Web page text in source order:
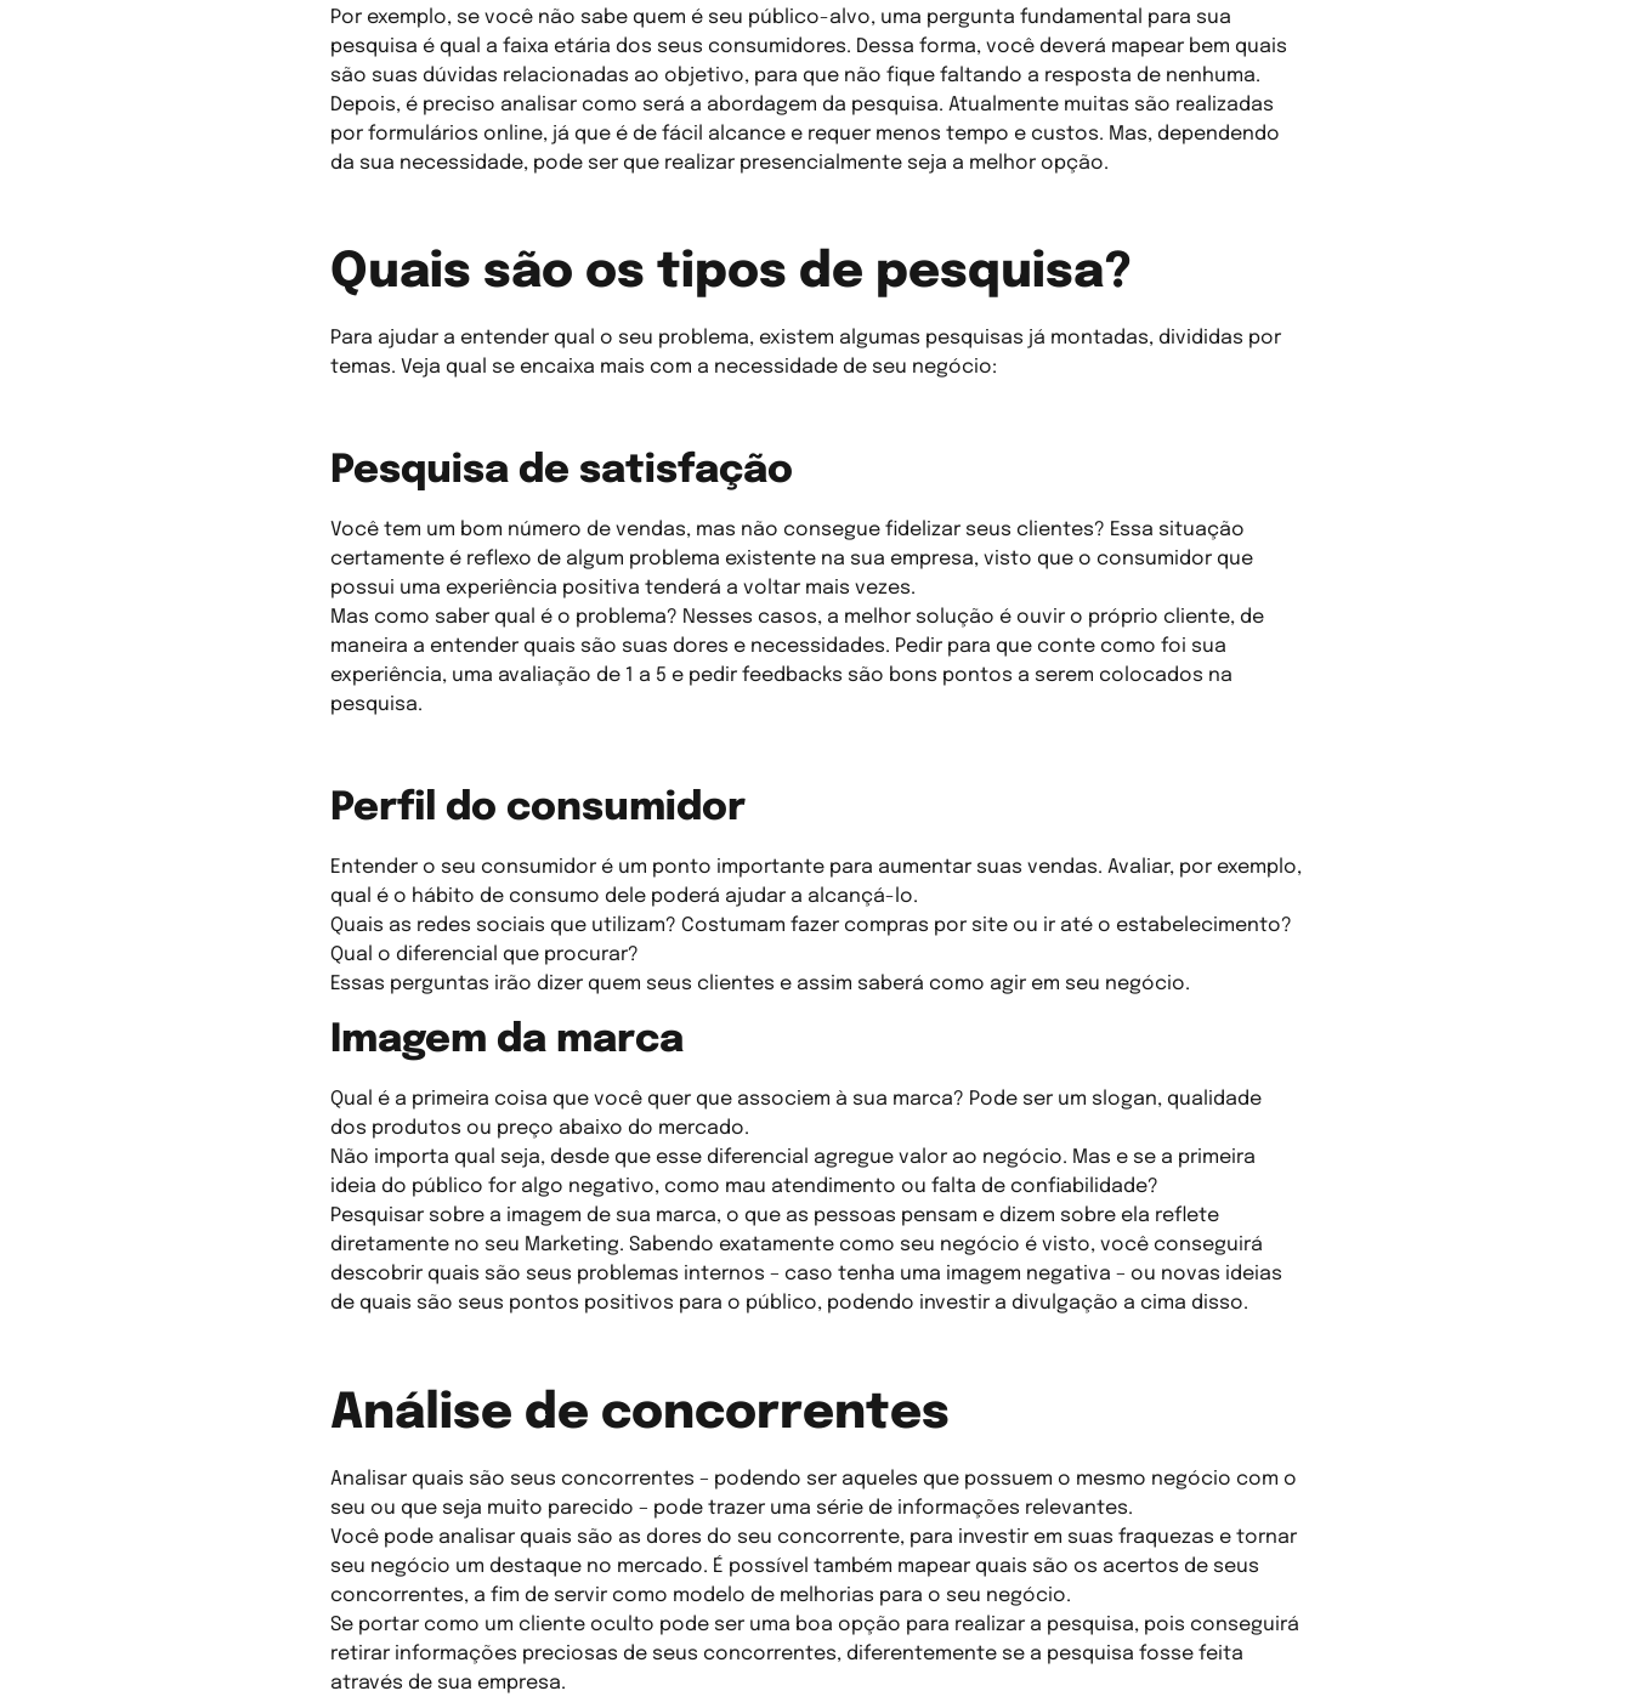
Por exemplo, se você não sabe quem é seu público-alvo, uma pergunta fundamental para sua
pesquisa é qual a faixa etária dos seus consumidores. Dessa forma, você deverá mapear bem quais
são suas dúvidas relacionadas ao objetivo, para que não fique faltando a resposta de nenhuma.
Depois, é preciso analisar como será a abordagem da pesquisa. Atualmente muitas são realizadas
por formulários online, já que é de fácil alcance e requer menos tempo e custos. Mas, dependendo
da sua necessidade, pode ser que realizar presencialmente seja a melhor opção.
Quais são os tipos de pesquisa?
Para ajudar a entender qual o seu problema, existem algumas pesquisas já montadas, divididas por
temas. Veja qual se encaixa mais com a necessidade de seu negócio:
Pesquisa de satisfação
Você tem um bom número de vendas, mas não consegue fidelizar seus clientes? Essa situação
certamente é reflexo de algum problema existente na sua empresa, visto que o consumidor que
possui uma experiência positiva tenderá a voltar mais vezes.
Mas como saber qual é o problema? Nesses casos, a melhor solução é ouvir o próprio cliente, de
maneira a entender quais são suas dores e necessidades. Pedir para que conte como foi sua
experiência, uma avaliação de 1 a 5 e pedir feedbacks são bons pontos a serem colocados na
pesquisa.
Perfil do consumidor
Entender o seu consumidor é um ponto importante para aumentar suas vendas. Avaliar, por exemplo,
qual é o hábito de consumo dele poderá ajudar a alcançá-lo.
Quais as redes sociais que utilizam? Costumam fazer compras por site ou ir até o estabelecimento?
Qual o diferencial que procurar?
Essas perguntas irão dizer quem seus clientes e assim saberá como agir em seu negócio.
Imagem da marca
Qual é a primeira coisa que você quer que associem à sua marca? Pode ser um slogan, qualidade
dos produtos ou preço abaixo do mercado.
Não importa qual seja, desde que esse diferencial agregue valor ao negócio. Mas e se a primeira
ideia do público for algo negativo, como mau atendimento ou falta de confiabilidade?
Pesquisar sobre a imagem de sua marca, o que as pessoas pensam e dizem sobre ela reflete
diretamente no seu Marketing. Sabendo exatamente como seu negócio é visto, você conseguirá
descobrir quais são seus problemas internos – caso tenha uma imagem negativa – ou novas ideias
de quais são seus pontos positivos para o público, podendo investir a divulgação a cima disso.
Análise de concorrentes
Analisar quais são seus concorrentes – podendo ser aqueles que possuem o mesmo negócio com o
seu ou que seja muito parecido – pode trazer uma série de informações relevantes.
Você pode analisar quais são as dores do seu concorrente, para investir em suas fraquezas e tornar
seu negócio um destaque no mercado. É possível também mapear quais são os acertos de seus
concorrentes, a fim de servir como modelo de melhorias para o seu negócio.
Se portar como um cliente oculto pode ser uma boa opção para realizar a pesquisa, pois conseguirá
retirar informações preciosas de seus concorrentes, diferentemente se a pesquisa fosse feita
através de sua empresa.